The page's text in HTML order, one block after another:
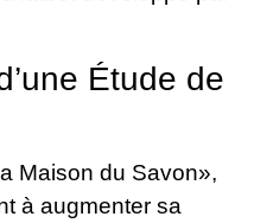
Étude de
Maison du Savon»,
à augmenter sa